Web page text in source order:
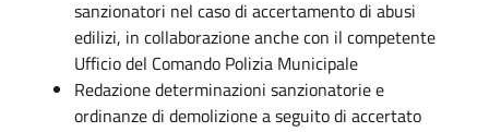
sanzionatori nel caso di accertamento di abusi
edilizi, in collaborazione anche con il competente
Ufficio del Comando Polizia Municipale
Redazione determinazioni sanzionatorie e
ordinanze di demolizione a seguito di accertato